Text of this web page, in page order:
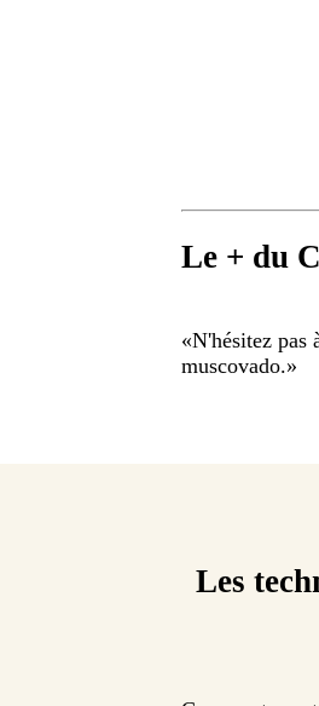
Le + du
«N'hésitez pas
muscovado.»
Les